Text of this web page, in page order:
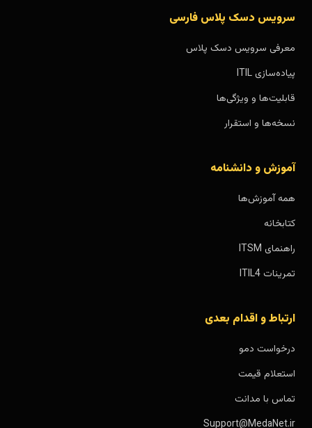
سرویس دسک پلاس فارسی
معرفی سرویس دسک پلاس
پیاده‌سازی ITIL
قابلیت‌ها و ویژگی‌ها
نسخه‌ها و استقرار
آموزش و دانشنامه
همه آموزش‌ها
کتابخانه
راهنمای ITSM
تمرینات ITIL4
ارتباط و اقدام بعدی
درخواست دمو
استعلام قیمت
تماس با مدانت
Support@MedaNet.ir